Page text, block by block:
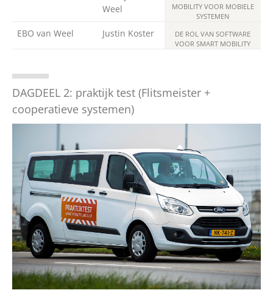
Weel
MOBILITY VOOR MOBIELE
SYSTEMEN
EBO van Weel Justin Koster
DE ROL VAN SOFTWARE
VOOR SMART MOBILITY
DAGDEEL 2: praktijk test (Flitsmeister +
cooperatieve systemen)